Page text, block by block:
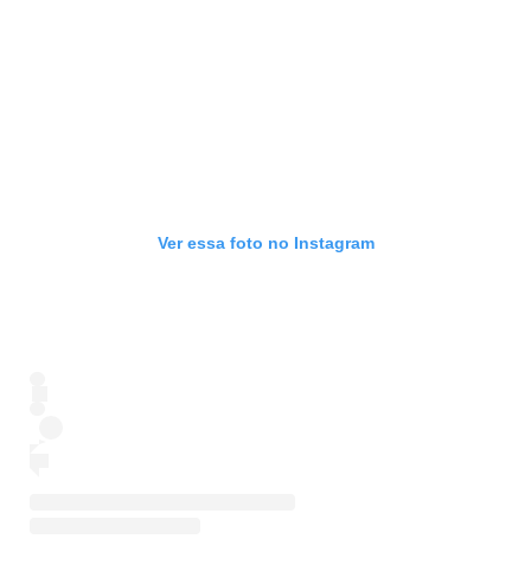
Ver essa foto no Instagram